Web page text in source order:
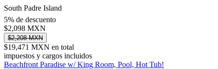
South Padre Island
5% de descuento
$2,098 MXN
$2,208 MXN
$19,471 MXN en total
impuestos y cargos incluidos
Beachfront Paradise w/ King Room, Pool, Hot Tub!